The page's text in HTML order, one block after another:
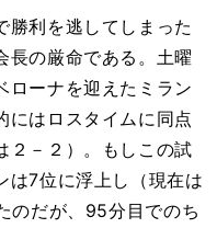
利を逃してしまった
長の厳命である。土曜
ローナを迎えたミラン
にはロスタイムに同点
２－２）。もしこの試
は7位に浮上し（現在は
のだが、95分目でのち